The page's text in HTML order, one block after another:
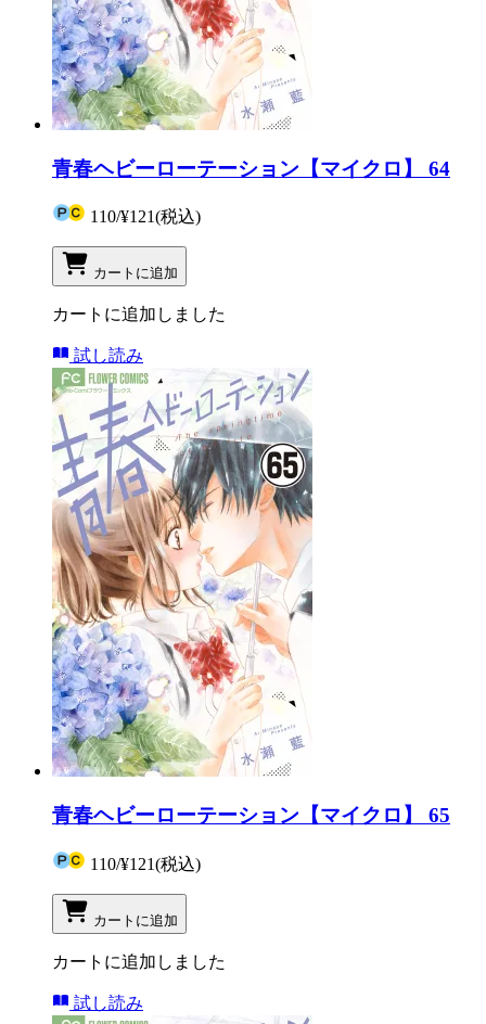
青春ヘビーローテーション【マイクロ】 64
110/¥121(税込)
カートに追加
カートに追加しました
試し読み
青春ヘビーローテーション【マイクロ】 65
110/¥121(税込)
カートに追加
カートに追加しました
試し読み